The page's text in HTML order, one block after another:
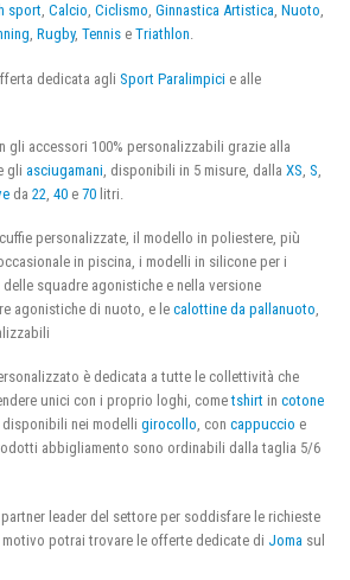
sport, Calcio, Ciclismo, Ginnastica Artistica, Nuoto,
, Rugby, Tennis e Triathlon.
dedicata agli Sport Paralimpici e alle
gli accessori 100% personalizzabili grazie alla
gli asciugamani , disponibili in 5 misure, dalla XS S
da 22 40 e 70 litri.
personalizzate, il modello in poliestere, più
in piscina, i modelli in silicone per i
squadre agonistiche e nella versione
agonistiche di nuoto, e le calottine da pallanuoto,
è dedicata a tutte le collettività che
unici con i proprio loghi, cometshirt in cotone
disponibili nei modelli girocollo, con cappuccio e
abbigliamento sono ordinabili dalla taglia 5/6
leader del settore per soddisfare le richieste
potrai trovare le offerte dedicate di Joma sul